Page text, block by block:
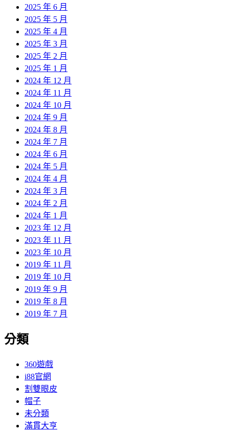
2025 年 6 月
2025 年 5 月
2025 年 4 月
2025 年 3 月
2025 年 2 月
2025 年 1 月
2024 年 12 月
2024 年 11 月
2024 年 10 月
2024 年 9 月
2024 年 8 月
2024 年 7 月
2024 年 6 月
2024 年 5 月
2024 年 4 月
2024 年 3 月
2024 年 2 月
2024 年 1 月
2023 年 12 月
2023 年 11 月
2023 年 10 月
2019 年 11 月
2019 年 10 月
2019 年 9 月
2019 年 8 月
2019 年 7 月
分類
360遊戲
i88官網
割雙眼皮
帽子
未分類
滿貫大亨